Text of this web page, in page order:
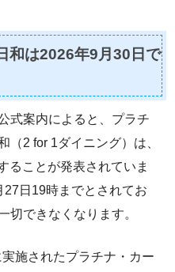
和は2026年9月30日で
式案内によると、プラチ
（2 for 1ダイニング）は、
ることが発表されていま
日19時までとされてお
切できなくなります。
施されたプラチナ・カー